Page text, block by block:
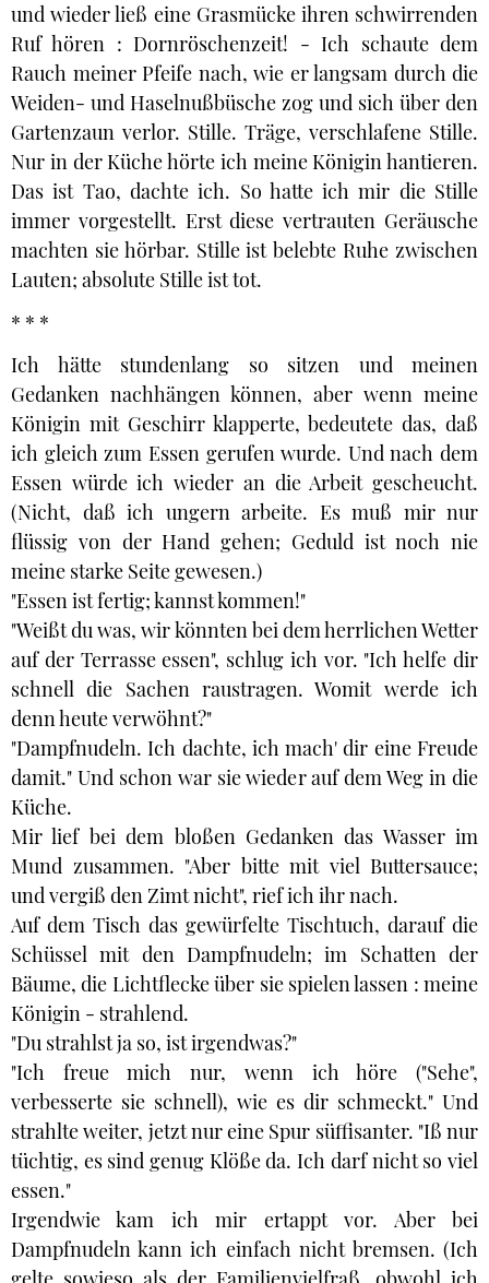
und wieder ließ eine Grasmücke ihren schwirrenden
Ruf hören : Dornröschenzeit! - Ich schaute dem
Rauch meiner Pfeife nach, wie er langsam durch die
Weiden- und Haselnußbüsche zog und sich über den
Gartenzaun verlor. Stille. Träge, verschlafene Stille.
Nur in der Küche hörte ich meine Königin hantieren.
Das ist Tao, dachte ich. So hatte ich mir die Stille
immer vorgestellt. Erst diese vertrauten Geräusche
machten sie hörbar. Stille ist belebte Ruhe zwischen
Lauten; absolute Stille ist tot.
* * *
Ich hätte stundenlang so sitzen und meinen
Gedanken nachhängen können, aber wenn meine
Königin mit Geschirr klapperte, bedeutete das, daß
ich gleich zum Essen gerufen wurde. Und nach dem
Essen würde ich wieder an die Arbeit gescheucht.
(Nicht, daß ich ungern arbeite. Es muß mir nur
flüssig von der Hand gehen; Geduld ist noch nie
meine starke Seite gewesen.)
"Essen ist fertig; kannst kommen!"
"Weißt du was, wir könnten bei dem herrlichen Wetter
auf der Terrasse essen", schlug ich vor. "Ich helfe dir
schnell die Sachen raustragen. Womit werde ich
denn heute verwöhnt?"
"Dampfnudeln. Ich dachte, ich mach' dir eine Freude
damit." Und schon war sie wieder auf dem Weg in die
Küche.
Mir lief bei dem bloßen Gedanken das Wasser im
Mund zusammen. "Aber bitte mit viel Buttersauce;
und vergiß den Zimt nicht", rief ich ihr nach.
Auf dem Tisch das gewürfelte Tischtuch, darauf die
Schüssel mit den Dampfnudeln; im Schatten der
Bäume, die Lichtflecke über sie spielen lassen : meine
Königin - strahlend.
"Du strahlst ja so, ist irgendwas?"
"Ich freue mich nur, wenn ich höre ("Sehe",
verbesserte sie schnell), wie es dir schmeckt." Und
strahlte weiter, jetzt nur eine Spur süffisanter. "Iß nur
tüchtig, es sind genug Klöße da. Ich darf nicht so viel
essen."
Irgendwie kam ich mir ertappt vor. Aber bei
Dampfnudeln kann ich einfach nicht bremsen. (Ich